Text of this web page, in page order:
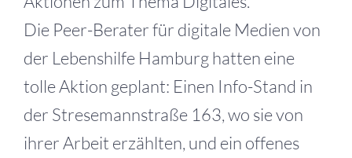
Die Peer-Berater für digitale Medien von
der Lebenshilfe Hamburg hatten eine
tolle Aktion geplant: Einen Info-Stand in
der Stresemannstraße 163, wo sie von
ihrer Arbeit erzählten, und ein offenes